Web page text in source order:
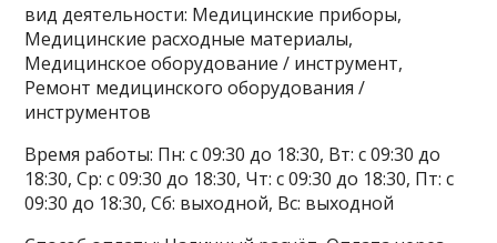
вид деятельности: Медицинские приборы,
Медицинские расходные материалы,
Медицинское оборудование / инструмент,
Ремонт медицинского оборудования /
инструментов
Время работы: Пн: с 09:30 до 18:30, Вт: с 09:30 до
18:30, Ср: с 09:30 до 18:30, Чт: с 09:30 до 18:30, Пт: с
09:30 до 18:30, Сб: выходной, Вс: выходной